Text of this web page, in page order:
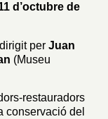
d’octubre de
per Juan
(Museu
restauradors
conservació del